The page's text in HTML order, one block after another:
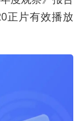
正片有效播放